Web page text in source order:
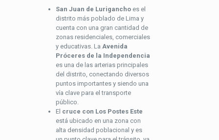
San Juan de Lurigancho es el
distrito más poblado de Lima y
cuenta con una gran cantidad de
zonas residenciales, comerciales
y educativas. La Avenida
Próceres de la Independencia
es una de las arterias principales
del distrito, conectando diversos
puntos importantes y siendo una
vía clave para el transporte
público.
El cruce con Los Postes Este
está ubicado en una zona con
alta densidad poblacional y es